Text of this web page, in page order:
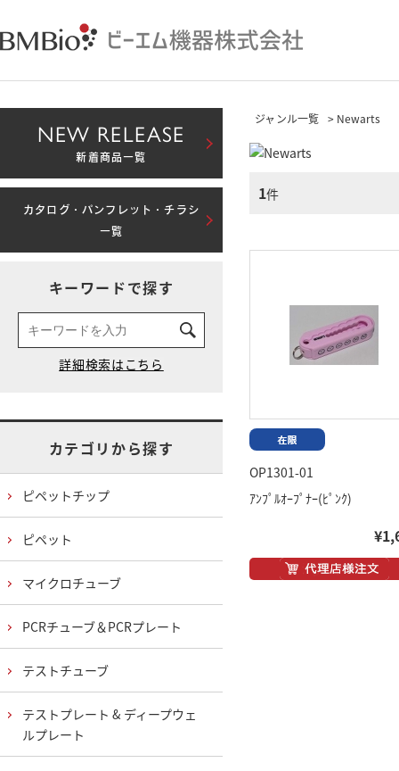
ジャンル一覧 > Newarts
1件
OP1301-01
ｱﾝﾌﾟﾙｵｰﾌﾟﾅｰ(ﾋﾟﾝｸ)
NEW RELEASE
新着商品一覧
カタログ・パンフレット・チラシ
一覧
キーワードで探す
カテゴリから探す
ピペットチップ
ピペット
マイクロチューブ
PCRチューブ＆PCRプレート
テストチューブ
テストプレート & ディープウェ
ルプレート